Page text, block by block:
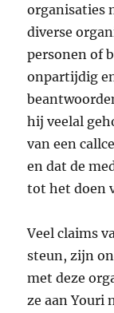
organisaties
diverse
personen of
onpartijdig
hij veelal
van een
en dat de
tot het doen
Veel claims
steun, zijn
met deze
ze aan Youri